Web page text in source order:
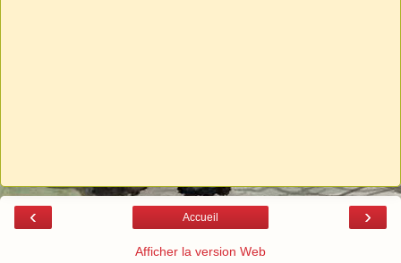
‹ ›
Accueil
Afficher la version Web